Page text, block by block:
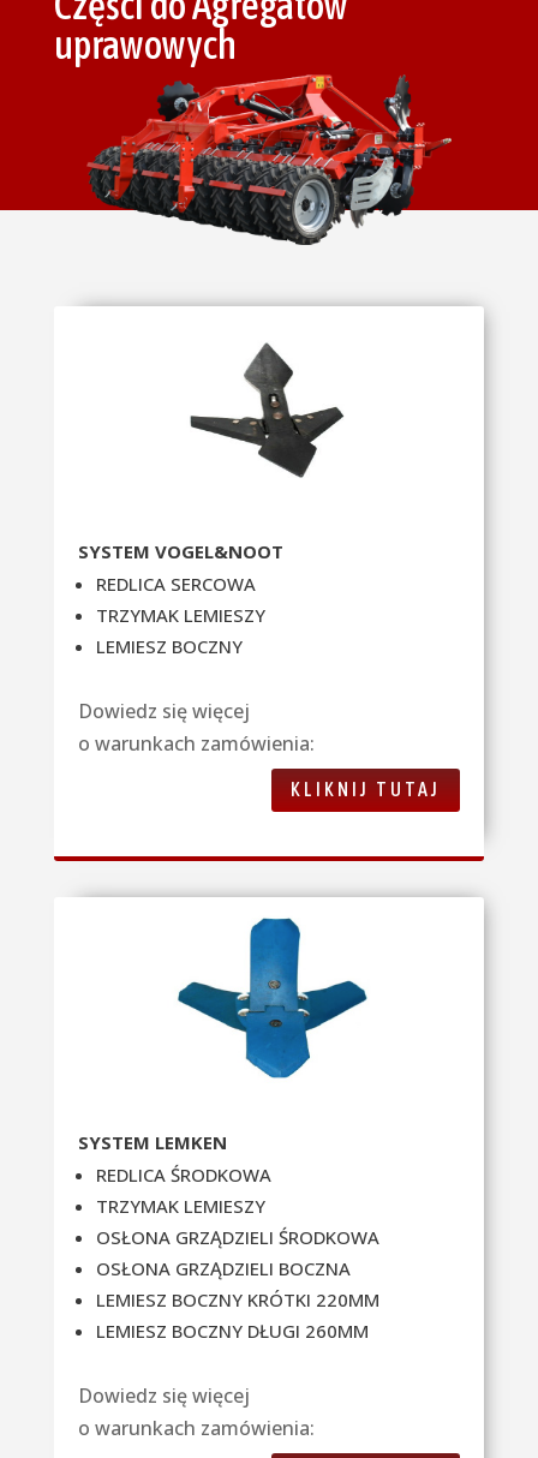
uprawowych
SYSTEM VOGEL&NOOT
REDLICA SERCOWA
TRZYMAK LEMIESZY
LEMIESZ BOCZNY
Dowiedz się więcej
o warunkach zamówienia:
KLIKNIJ TUTAJ
SYSTEM LEMKEN
REDLICA ŚRODKOWA
TRZYMAK LEMIESZY
OSŁONA GRZĄDZIELI ŚRODKOWA
OSŁONA GRZĄDZIELI BOCZNA
LEMIESZ BOCZNY KRÓTKI 220MM
LEMIESZ BOCZNY DŁUGI 260MM
Dowiedz się więcej
o warunkach zamówienia: